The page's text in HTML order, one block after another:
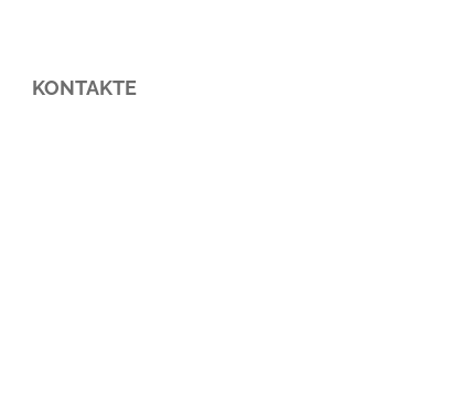
KONTAKTE